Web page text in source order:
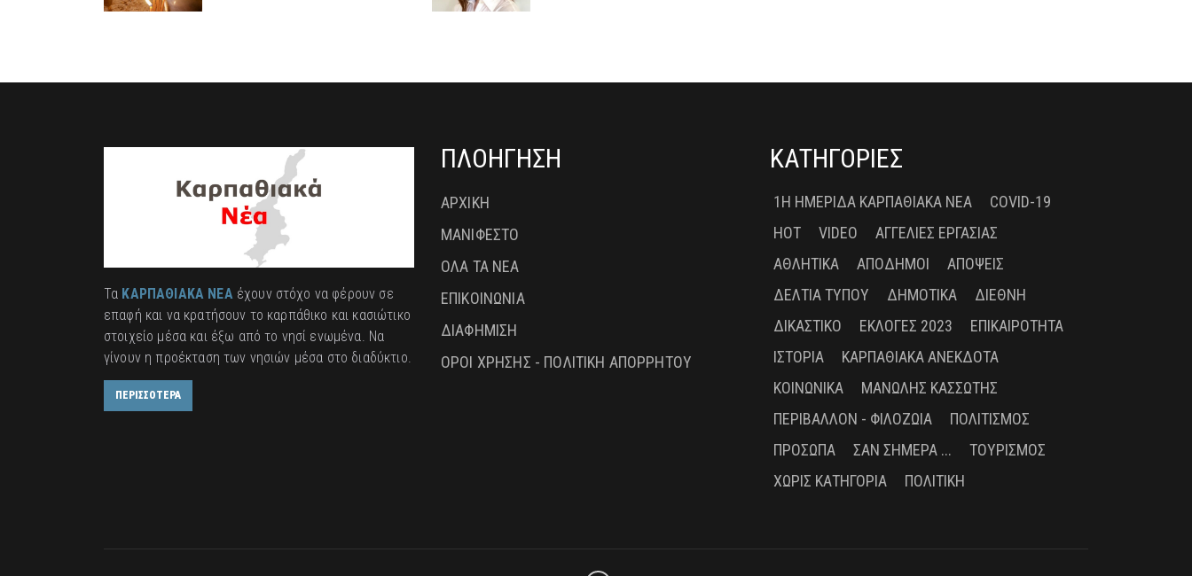
Τα ΚΑΡΠΑΘΙΑΚΑ ΝΕΑ έχουν στόχο να φέρουν σε
επαφή και να κρατήσουν το καρπάθικο και κασιώτικο
στοιχείο μέσα και έξω από το νησί ενωμένα. Να
γίνουν η προέκταση των νησιών μέσα στο διαδύκτιο.
ΠΕΡΙΣΣΟΤΕΡΑ
ΠΛΟΗΓΗΣΗ
ΑΡΧΙΚΗ
ΜΑΝΙΦΕΣΤΟ
ΟΛΑ ΤΑ ΝΕΑ
ΕΠΙΚΟΙΝΩΝΙΑ
ΔΙΑΦΗΜΙΣΗ
ΟΡΟΙ ΧΡΗΣΗΣ - ΠΟΛΙΤΙΚΗ ΑΠΟΡΡΗΤΟΥ
ΚΑΤΗΓΟΡΙΕΣ
1Η ΗΜΕΡΊΔΑ ΚΑΡΠΑΘΙΑΚΆ ΝΈΑ
COVID-19
HOT
VIDEO
ΑΓΓΕΛΊΕΣ ΕΡΓΑΣΊΑΣ
ΑΘΛΗΤΙΚΆ
ΑΠΌΔΗΜΟΙ
ΑΠΌΨΕΙΣ
ΔΕΛΤΊΑ ΤΎΠΟΥ
ΔΗΜΟΤΙΚΆ
ΔΙΕΘΝΉ
ΔΙΚΑΣΤΙΚΌ
ΕΚΛΟΓΈΣ 2023
ΕΠΙΚΑΙΡΌΤΗΤΑ
ΙΣΤΟΡΊΑ
ΚΑΡΠΑΘΙΑΚΆ ΑΝΈΚΔΟΤΑ
ΚΟΙΝΩΝΙΚΆ
ΜΑΝΏΛΗΣ ΚΑΣΣΏΤΗΣ
ΠΕΡΙΒΆΛΛΟΝ - ΦΙΛΟΖΩΊΑ
ΠΟΛΙΤΙΣΜΌΣ
ΠΡΌΣΩΠΑ
ΣΑΝ ΣΉΜΕΡΑ ...
ΤΟΥΡΙΣΜΌΣ
ΧΩΡΊΣ ΚΑΤΗΓΟΡΊΑ
ΠΟΛΙΤΙΚΉ